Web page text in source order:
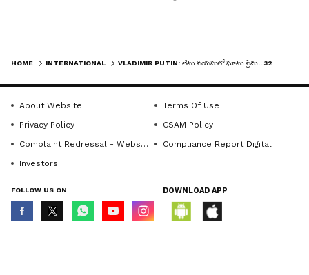
HOME INTERNATIONAL
About Website
Terms Of Use
Privacy Policy
CSAM Policy
Complaint Redressal - Website
Compliance Report Digital
Investors
FOLLOW US ON DOWNLOAD APP